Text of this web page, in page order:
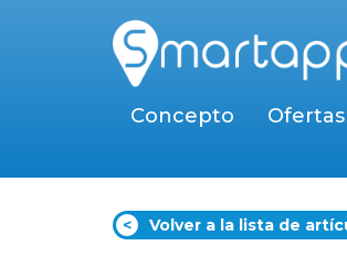
Concepto Ofertas
< Volver a la lista de